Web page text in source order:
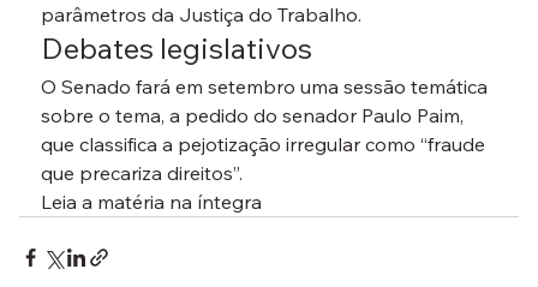
parâmetros da Justiça do Trabalho.
Debates legislativos
O Senado fará em setembro uma sessão temática
sobre o tema, a pedido do senador Paulo Paim,
que classifica a pejotização irregular como “fraude
que precariza direitos”.
Leia a matéria na íntegra